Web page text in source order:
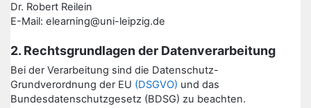
Dr. Robert Reilein
E-Mail: elearning@uni-leipzig.de
2. Rechtsgrundlagen der Datenverarbeitung
Bei der Verarbeitung sind die Datenschutz-
Grundverordnung der EU (DSGVO) und das
Bundesdatenschutzgesetz (BDSG) zu beachten.